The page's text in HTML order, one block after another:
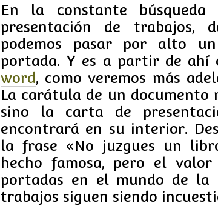
En la constante
presentación de trabajos,
podemos pasar por alto
portada. Y es a partir de ahí
word, como veremos más
La carátula de un documento
sino la carta de
encontrará en su interior.
la frase «No juzgues un
hecho famosa, pero el
portadas en el mundo de la
trabajos siguen siendo